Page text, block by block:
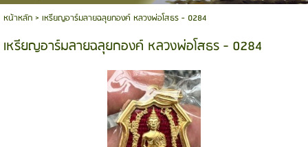
หน้าหลัก> เหรียญอาร์มลายฉลุยกองค์ หลวงพ่อโสธร - 0284
เหรียญอาร์มลายฉลุยกองค์ หลวงพ่อโสธร - 0284